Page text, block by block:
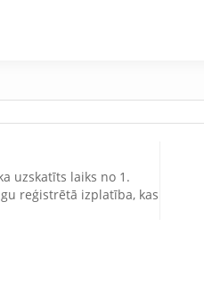
uzskatīts laiks no 1.
reģistrētā izplatība, kas